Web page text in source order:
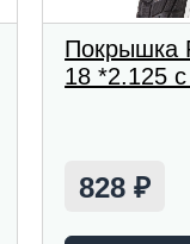
Покрышка
18 *2.125
828₽